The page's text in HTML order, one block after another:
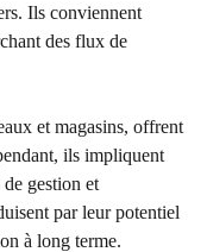
Ils conviennent
des flux de
et magasins, offrent
ils impliquent
gestion et
par leur potentiel
à long terme.